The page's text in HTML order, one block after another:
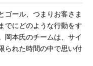
ール、つまりお客さま
でにどのような行動をす
岡本氏のチームは、サイ
られた時間の中で思い付